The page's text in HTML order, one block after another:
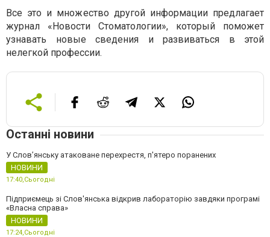
Все это и множество другой информации предлагает
журнал «Новости Стоматологии», который поможет
узнавать новые сведения и развиваться в этой
нелегкой профессии.
Останні новини
У Слов’янську атаковане перехрестя, п'ятеро поранених
НОВИНИ
17:40,Сьогодні
Підприємець зі Слов'янська відкрив лабораторію завдяки програмі
«Власна справа»
НОВИНИ
17:24,Сьогодні